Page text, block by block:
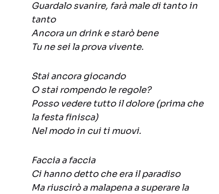
Guardalo svanire, farà male di tanto in
tanto
Ancora un drink e starò bene
Tu ne sei la prova vivente.
Stai ancora giocando
O stai rompendo le regole?
Posso vedere tutto il dolore (prima che
la festa finisca)
Nel modo in cui ti muovi.
Faccia a faccia
Ci hanno detto che era il paradiso
Ma riuscirò a malapena a superare la